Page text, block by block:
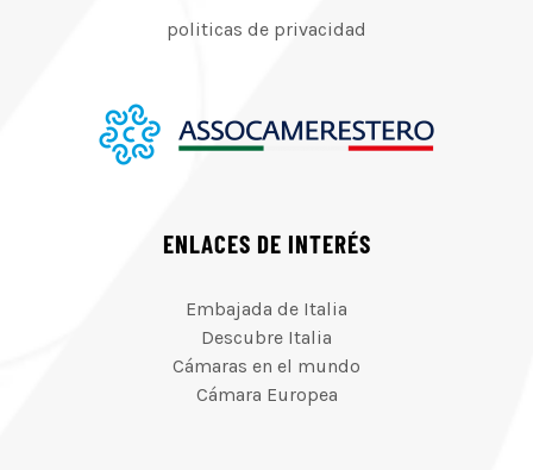
politicas de privacidad
ENLACES DE INTERÉS
Embajada de Italia
Descubre Italia
Cámaras en el mundo
Cámara Europea